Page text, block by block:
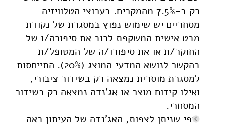
רק ב-7.5% מהמקרים. בערוצי הטלוויזיה
מסחריים יש שימוש נפוץ במסגרת של נקודת
מבט אישית המשקפת לרוב את סיפורה/ו של
החוקר/ת או את סיפורו/ה של המטופל/ת
בהקשר לנושא המדעי המוצג (20%). התייחסות
למסגרת מוסרית נמצאה רק בשידור ציבורי,
ואילו קידום מוצר או אג'נדה נמצאה רק בשידור
המסחרי.
כפי שניתן לצפות, האג'נדה של העיתון באה